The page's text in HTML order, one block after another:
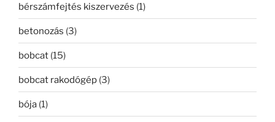
bérszámfejtés kiszervezés (1)
betonozás (3)
bobcat (15)
bobcat rakodógép (3)
bója (1)